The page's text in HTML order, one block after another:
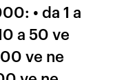
• da 1 a
a 50 ve
ve ne